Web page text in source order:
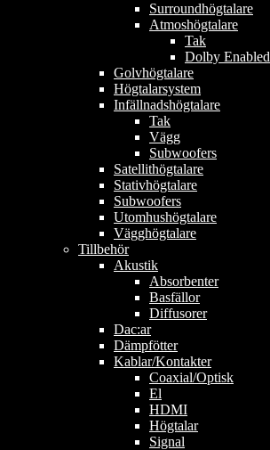
Surroundhögtalare
Atmoshögtalare
Tak
Dolby Enabled
Golvhögtalare
Högtalarsystem
Infällnadshögtalare
Tak
Vägg
Subwoofers
Satellithögtalare
Stativhögtalare
Subwoofers
Utomhushögtalare
Vägghögtalare
Tillbehör
Akustik
Absorbenter
Basfällor
Diffusorer
Dac:ar
Dämpfötter
Kablar/Kontakter
Coaxial/Optisk
El
HDMI
Högtalar
Signal